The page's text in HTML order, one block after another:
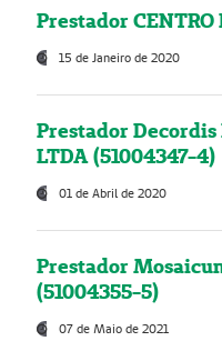
Prestador CENTRO
15 de Janeiro de 2020
Prestador
LTDA (51004347-4)
01 de Abril de 2020
Prestador
(51004355-5)
07 de Maio de 2021